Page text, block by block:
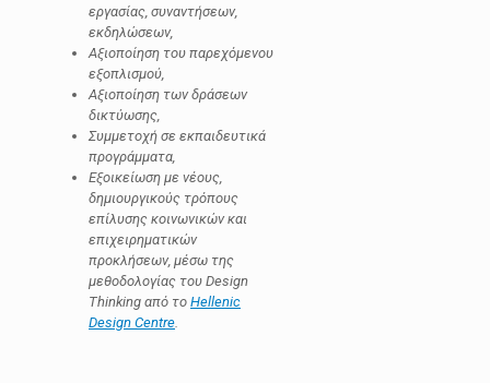
εργασίας, συναντήσεων,
εκδηλώσεων,
Αξιοποίηση του παρεχόμενου
εξοπλισμού,
Αξιοποίηση των δράσεων
δικτύωσης,
Συμμετοχή σε εκπαιδευτικά
προγράμματα,
Εξοικείωση με νέους,
δημιουργικούς τρόπους
επίλυσης κοινωνικών και
επιχειρηματικών
προκλήσεων, μέσω της
μεθοδολογίας του Design
Thinking από το Hellenic
Design Centre.